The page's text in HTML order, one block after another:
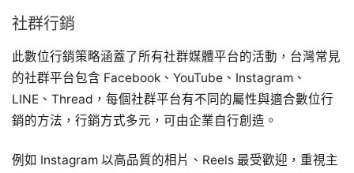
社群行銷
此數位行銷策略涵蓋了所有社群媒體平台的活動，台灣常見
的社群平台包含 Facebook、YouTube、Instagram、
LINE、Thread，每個社群平台有不同的屬性與適合數位行
銷的方法，行銷方式多元，可由企業自行創造。
例如 Instagram 以高品質的相片、Reels 最受歡迎，重視主